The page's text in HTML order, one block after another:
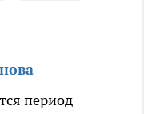
период